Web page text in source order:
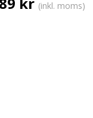
(inkl. moms)